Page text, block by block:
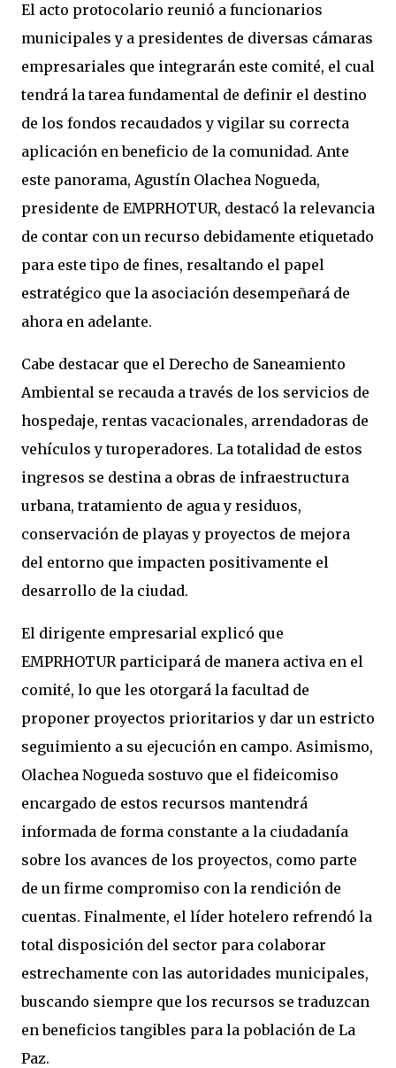
​El acto protocolario reunió a funcionarios
municipales y a presidentes de diversas cámaras
empresariales que integrarán este comité, el cual
tendrá la tarea fundamental de definir el destino
de los fondos recaudados y vigilar su correcta
aplicación en beneficio de la comunidad. Ante
este panorama, Agustín Olachea Nogueda,
presidente de EMPRHOTUR, destacó la relevancia
de contar con un recurso debidamente etiquetado
para este tipo de fines, resaltando el papel
estratégico que la asociación desempeñará de
ahora en adelante.
​Cabe destacar que el Derecho de Saneamiento
Ambiental se recauda a través de los servicios de
hospedaje, rentas vacacionales, arrendadoras de
vehículos y turoperadores. La totalidad de estos
ingresos se destina a obras de infraestructura
urbana, tratamiento de agua y residuos,
conservación de playas y proyectos de mejora
del entorno que impacten positivamente el
desarrollo de la ciudad.
​El dirigente empresarial explicó que
EMPRHOTUR participará de manera activa en el
comité, lo que les otorgará la facultad de
proponer proyectos prioritarios y dar un estricto
seguimiento a su ejecución en campo. Asimismo,
Olachea Nogueda sostuvo que el fideicomiso
encargado de estos recursos mantendrá
informada de forma constante a la ciudadanía
sobre los avances de los proyectos, como parte
de un firme compromiso con la rendición de
cuentas. Finalmente, el líder hotelero refrendó la
total disposición del sector para colaborar
estrechamente con las autoridades municipales,
buscando siempre que los recursos se traduzcan
en beneficios tangibles para la población de La
Paz.